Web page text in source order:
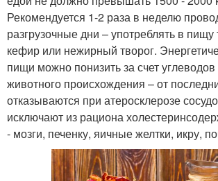
Рекомендуется 1-2 раза в неделю
разгрузочные дни – употреблять в пищу
кефир или нежирный творог.
пищи можно понизить за счет
животного происхождения – от
отказываются при атеросклерозе
исключают из рациона
- мозги, печенку, яичные желтки, икру,